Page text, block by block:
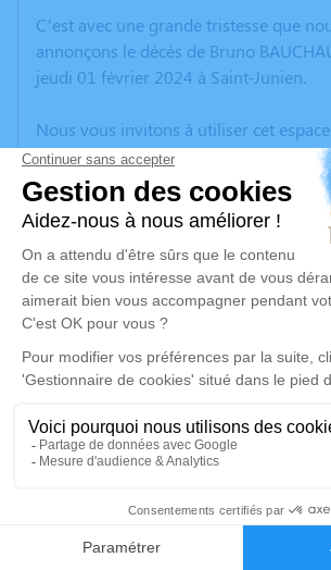
Faire-part
C’est avec une grande tristesse que
annonçons le décès de Bruno
jeudi 01 février 2024 à Saint-Junien.
Nous vous invitons à utiliser cet
vos condoléances, partager des
anecdote ou exprimer vos pensées à
poèmes ou des textes. Cet endroit est
d'expression dédié à honorer la
BAUCHAUD.
Un service de plantation d’arbre
disponible ici.
Je
Crémation
Crematorium le Cavou de
105 Rue du Cavou